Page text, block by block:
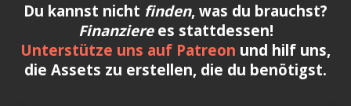
Du kannst nicht finden, was du brauchst?
Finanzierees stattdessen!
Unterstütze uns auf Patreon und hilf uns,
die Assets zu erstellen, die du benötigst.